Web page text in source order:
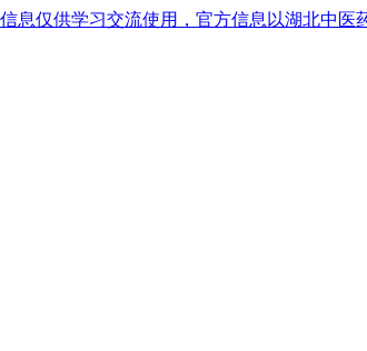
息仅供学习交流使用，官方信息以湖北中医